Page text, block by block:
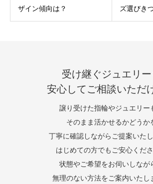
ザイン傾向は？
ズ選びき
受け継ぐジュエリー
安心してご相談いただ
譲り受けた指輪やジュエリー
そのまま活かせるかどうか
丁寧に確認しながらご提案いたし
はじめての方でもご安心くださ
状態やご希望をお伺いしなが
無理のない方法をご案内いたし